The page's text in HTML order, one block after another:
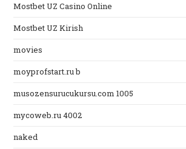
Mostbet UZ Casino Online
Mostbet UZ Kirish
movies
moyprofstart.ru b
musozensurucukursu.com 1005
mycoweb.ru 4002
naked